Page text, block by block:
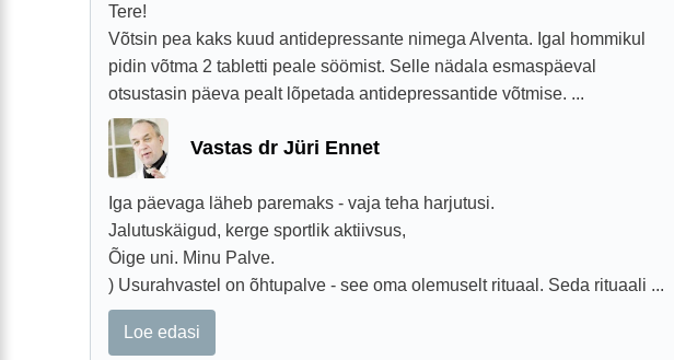
Tere!
Võtsin pea kaks kuud antidepressante nimega Alventa. Igal hommikul
pidin võtma 2 tabletti peale söömist. Selle nädala esmaspäeval
otsustasin päeva pealt lõpetada antidepressantide võtmise. ...
Vastas dr Jüri Ennet
Iga päevaga läheb paremaks - vaja teha harjutusi.
Jalutuskäigud, kerge sportlik aktiivsus,
Õige uni. Minu Palve.
) Usurahvastel on õhtupalve - see oma olemuselt rituaal. Seda rituaali ...
Loe edasi